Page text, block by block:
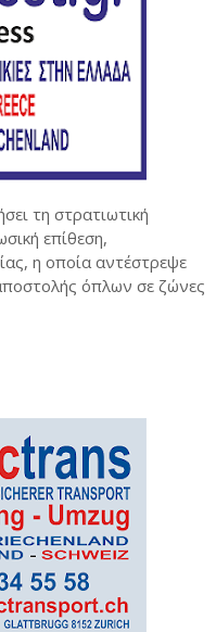
τη στρατιωτική
επίθεση,
η οποία αντέστρεψε
όπλων σε ζώνες